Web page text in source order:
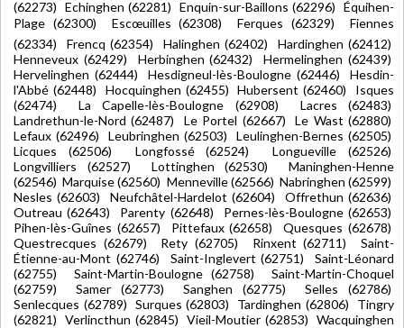
(62273) Echinghen (62281) Enquin-sur-Baillons (62296) Équihen-
Plage (62300) Escœuilles (62308) Ferques (62329) Fiennes
(62334) Frencq (62354) Halinghen (62402) Hardinghen (62412)
Henneveux (62429) Herbinghen (62432) Hermelinghen (62439)
Hervelinghen (62444) Hesdigneul-lès-Boulogne (62446) Hesdin-
l'Abbé (62448) Hocquinghen (62455) Hubersent (62460) Isques
(62474) La Capelle-lès-Boulogne (62908) Lacres (62483)
Landrethun-le-Nord (62487) Le Portel (62667) Le Wast (62880)
Lefaux (62496) Leubringhen (62503) Leulinghen-Bernes (62505)
Licques (62506) Longfossé (62524) Longueville (62526)
Longvilliers (62527) Lottinghen (62530) Maninghen-Henne
(62546) Marquise (62560) Menneville (62566) Nabringhen (62599)
Nesles (62603) Neufchâtel-Hardelot (62604) Offrethun (62636)
Outreau (62643) Parenty (62648) Pernes-lès-Boulogne (62653)
Pihen-lès-Guînes (62657) Pittefaux (62658) Quesques (62678)
Questrecques (62679) Rety (62705) Rinxent (62711) Saint-
Étienne-au-Mont (62746) Saint-Inglevert (62751) Saint-Léonard
(62755) Saint-Martin-Boulogne (62758) Saint-Martin-Choquel
(62759) Samer (62773) Sanghen (62775) Selles (62786)
Senlecques (62789) Surques (62803) Tardinghen (62806) Tingry
(62821) Verlincthun (62845) Vieil-Moutier (62853) Wacquinghen